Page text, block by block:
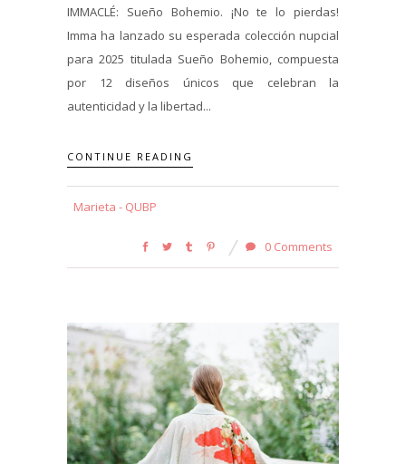
IMMACLÉ: Sueño Bohemio. ¡No te lo pierdas!
Imma ha lanzado su esperada colección nupcial
para 2025 titulada Sueño Bohemio, compuesta
por 12 diseños únicos que celebran la
autenticidad y la libertad...
CONTINUE READING
Marieta - QUBP
0 Comments